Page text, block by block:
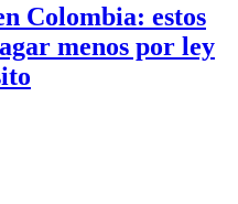
Colombia: estos
menos por ley